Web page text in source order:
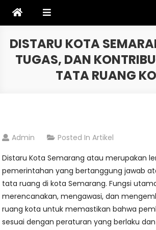
DISTARU KOTA
TUGAS, DAN
TATA RUANG
Admin Posted InArtikel
Distaru Kota Semarang atau merupakan
pemerintahan yang bertanggung jawab
tata ruang di kota Semarang. Fungsi
merencanakan, mengawasi, dan
ruang kota untuk memastikan bahwa
sesuai dengan peraturan yang berlaku